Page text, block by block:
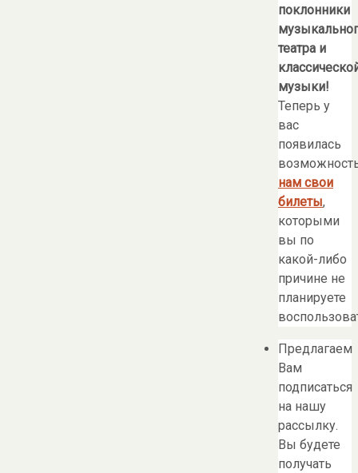
поклонники
театра и
музыки!
Теперь у
вас
появилась
нам свои
билеты,
которыми
вы по
какой-либо
причине не
планируете
Предлагаем
Вам
подписаться
на нашу
рассылку.
Вы будете
получать